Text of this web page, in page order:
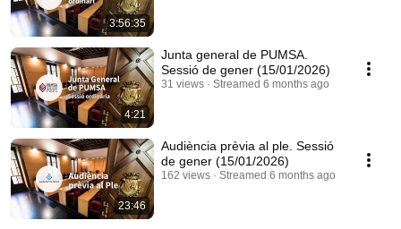
3:56:35
4:21
Junta general de PUMSA.
Sessió de gener (15/01/2026)
31 views Streamed 6 months ago
23:46
Audiència prèvia al ple. Sessió
de gener (15/01/2026)
162 views Streamed 6 months ago